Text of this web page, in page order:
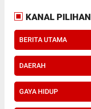
KANAL PILIHAN
BERITA UTAMA
DAERAH
GAYA HIDUP